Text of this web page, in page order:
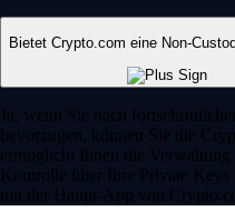
Bietet Crypto.com eine Non-
Ja, wenn Sie nach
bevorzugen, können Sie die
ermöglicht Ihnen die
Kontrolle über Ihre Private
mit der Haupt-App von